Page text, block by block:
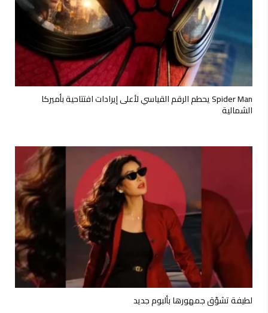
Spider Man يحطم الرقم القياسي لأعلى إيرادات افتتاحية بأميركا
الشمالية
لطيفة تشوّق جمهورها بألبوم جديد